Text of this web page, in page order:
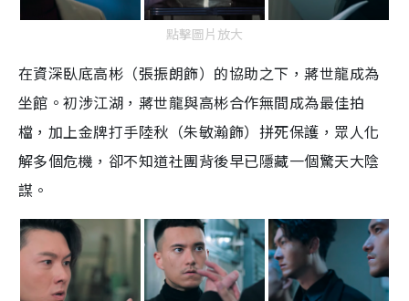
點擊圖片放大
在資深臥底高彬（張振朗飾）的協助之下，蔣世龍成為
坐館。初涉江湖，蔣世龍與高彬合作無間成為最佳拍
檔，加上金牌打手陸秋（朱敏瀚飾）拼死保護，眾人化
解多個危機，卻不知道社團背後早已隱藏一個驚天大陰
謀。